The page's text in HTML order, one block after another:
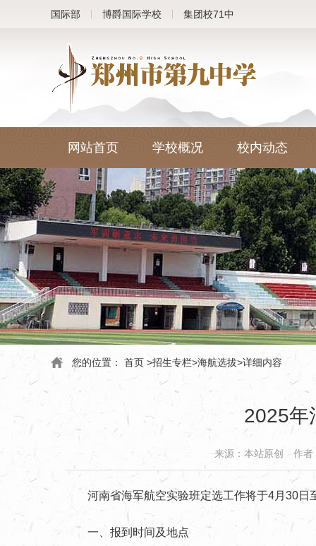
国际部 博爵国际学校 集团校71中
网站首页 学校概况 校内动态
您的位置： 首页 >招生专栏>海航选拔>详细内容
2025年
来源：本站原创 作者
河南省海军航空实验班定选工作将于4月 30日
一、报到时间及地点